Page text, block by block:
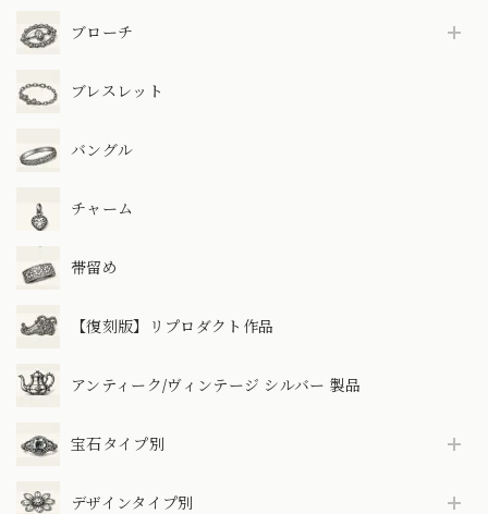
ブローチ
ブレスレット
バングル
チャーム
帯留め
【復刻版】リプロダクト作品
アンティーク/ヴィンテージ シルバー 製品
宝石タイプ別
デザインタイプ別